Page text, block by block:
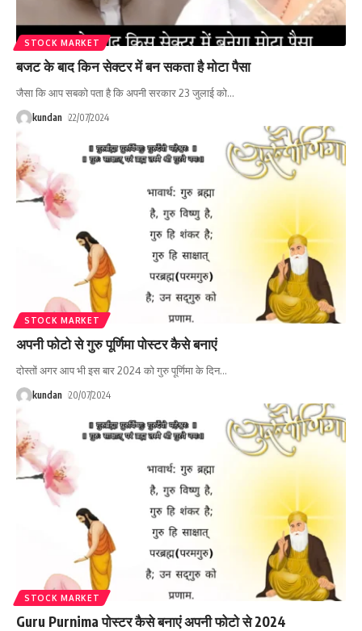
STOCK MARKET
बजट के बाद किन सेक्टर में बन सकता है मोटा पैसा
जैसा कि आप सबको पता है कि अपनी सरकार 23 जुलाई को…
kundan 22/07/2024
STOCK MARKET
अपनी फोटो से गुरु पूर्णिमा पोस्टर कैसे बनाएं
दोस्तों अगर आप भी इस बार 2024 को गुरु पूर्णिमा के दिन…
kundan 20/07/2024
STOCK MARKET
Guru Purnima पोस्टर कैसे बनाएं अपनी फोटो से 2024